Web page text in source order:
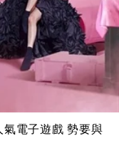
氣電子遊戲 勢要與